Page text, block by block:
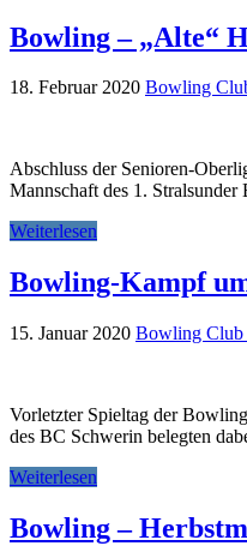
Bowling – „Alte“
18. Februar 2020 Bowling
Abschluss der Senioren-
Mannschaft des 1.
Weiterlesen
Bowling-Kampf
15. Januar 2020 Bowling Club
Vorletzter Spieltag der
des BC Schwerin belegten
Weiterlesen
Bowling –